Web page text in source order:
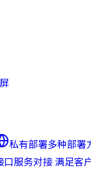
私有部署多种部署
口服务对接 满足客